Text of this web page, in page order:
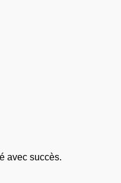
avec succès.